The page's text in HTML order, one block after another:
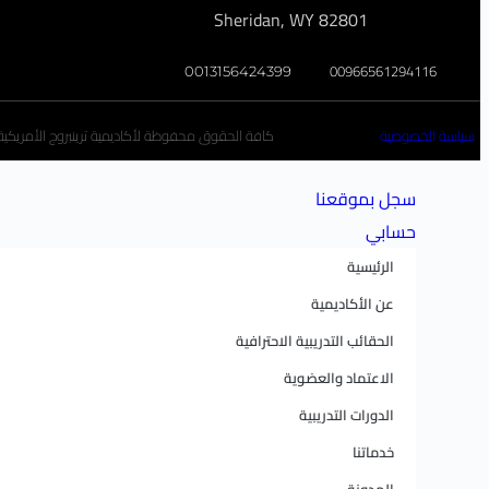
Sheridan, WY 82801
0013156424399 00966561294116
سياسة الخصوصية كافة الحقوق محفوظة لأكاديمية ترينبروج
سجل بموقعنا
حسابي
الرئيسية
عن الأكاديمية
الحقائب التدريبية الاحترافية
الاعتماد والعضوية
الدورات التدريبية
خدماتنا